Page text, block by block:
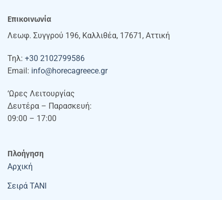
Επικοινωνία
Λεωφ. Συγγρού 196, Καλλιθέα, 17671, Αττική
Τηλ: +30 2102799586
Email: info@horecagreece.gr
‘Ωρες Λειτουργίας
Δευτέρα – Παρασκευή:
09:00 – 17:00
Πλοήγηση
Αρχική
Σειρά TANI